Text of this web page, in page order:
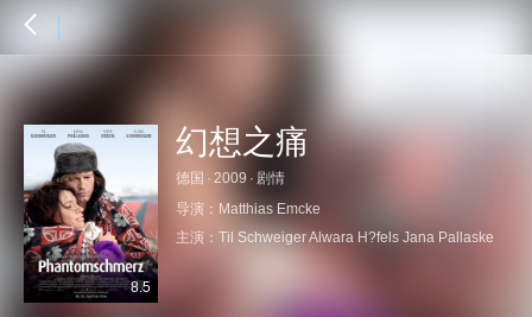
8.5
幻想之痛
德国 · 2009 · 剧情
导演： Matthias Emcke
主演： Til SchweigerAlwara H?fels Jana Pallaske